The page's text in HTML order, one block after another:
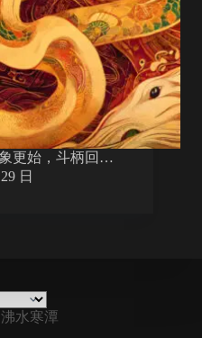
更始，斗柄回…
日
水寒潭